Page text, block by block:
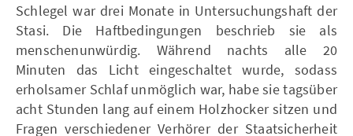
Schlegel war drei Monate in Untersuchungshaft der
Stasi. Die Haftbedingungen beschrieb sie als
menschenunwürdig. Während nachts alle 20
Minuten das Licht eingeschaltet wurde, sodass
erholsamer Schlaf unmöglich war, habe sie tagsüber
acht Stunden lang auf einem Holzhocker sitzen und
Fragen verschiedener Verhörer der Staatsicherheit